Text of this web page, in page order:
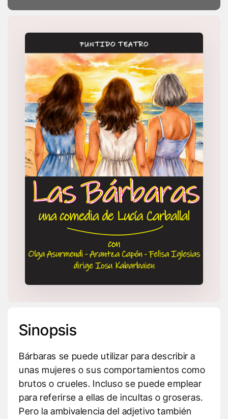
Sinopsis
Bárbaras se puede utilizar para describir a
unas mujeres o sus comportamientos como
brutos o crueles. Incluso se puede emplear
para referirse a ellas de incultas o groseras.
Pero la ambivalencia del adjetivo también